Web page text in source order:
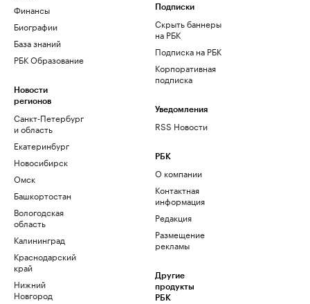
Финансы
Биографии
База знаний
РБК Образование
Новости
регионов
Санкт-Петербург
и область
Екатеринбург
Новосибирск
Омск
Башкортостан
Вологодская
область
Калининград
Краснодарский
край
Нижний
Новгород
Подписки
Скрыть баннеры
на РБК
Подписка на РБК
Корпоративная
подписка
Уведомления
RSS Новости
РБК
О компании
Контактная
информация
Редакция
Размещение
рекламы
Другие
продукты
РБК